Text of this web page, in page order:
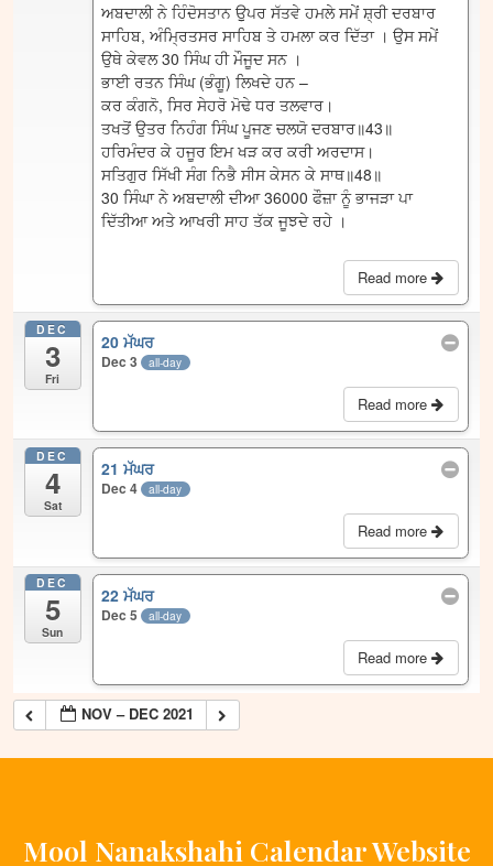
ਅਬਦਾਲੀ ਨੇ ਹਿੰਦੋਸਤਾਨ ਉੁਪਰ ਸੱਤਵੇ ਹਮਲੇ ਸਮੇਂ ਸ਼੍ਰੀ ਦਰਬਾਰ
ਸਾਹਿਬ, ਅੰਮ੍ਰਿਤਸਰ ਸਾਹਿਬ ਤੇ ਹਮਲਾ ਕਰ ਦਿੱਤਾ । ਉਸ ਸਮੇਂ
ਉਥੇ ਕੇਵਲ 30 ਸਿੰਘ ਹੀ ਮੌਜੂਦ ਸਨ ।
ਭਾਈ ਰਤਨ ਸਿੰਘ (ਭੰਗੂ) ਲਿਖਦੇ ਹਨ –
ਕਰ ਕੰਗਨੋ, ਸਿਰ ਸੇਹਰੋ ਮੋਢੇ ਧਰ ਤਲਵਾਰ।
ਤਖਤੋਂ ਉਤਰ ਨਿਹੰਗ ਸਿੰਘ ਪੂਜਣ ਚਲਯੋ ਦਰਬਾਰ॥43॥
ਹਰਿਮੰਦਰ ਕੇ ਹਜੂਰ ਇਮ ਖੜ ਕਰ ਕਰੀ ਅਰਦਾਸ।
ਸਤਿਗੁਰ ਸਿੱਖੀ ਸੰਗ ਨਿਭੈ ਸੀਸ ਕੇਸਨ ਕੇ ਸਾਥ॥48॥
30 ਸਿੰਘਾ ਨੇ ਅਬਦਾਲੀ ਦੀਆ 36000 ਫੌਜ਼ਾ ਨੂੰ ਭਾਜੜਾ ਪਾ
ਦਿੱਤੀਆ ਅਤੇ ਆਖਰੀ ਸਾਹ ਤੱਕ ਜੂਝਦੇ ਰਹੇ ।
Read more
DEC
3
Fri
20 ਮੱਘਰ
Dec 3 all-day
Read more
DEC
4
Sat
21 ਮੱਘਰ
Dec 4 all-day
Read more
DEC
5
Sun
22 ਮੱਘਰ
Dec 5 all-day
Read more
NOV – DEC 2021
Mool Nanakshahi Calendar Website